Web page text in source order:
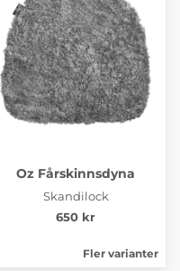
Oz Fårskinnsdyna
Skandilock
650 kr
Fler varianter